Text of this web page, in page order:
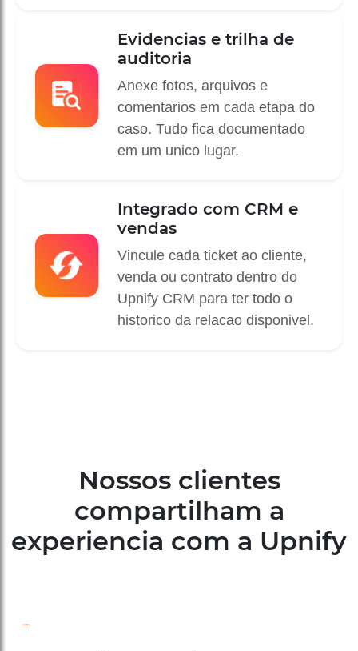
Evidencias e trilha de
auditoria
Anexe fotos, arquivos e
comentarios em cada etapa do
caso. Tudo fica documentado
em um unico lugar.
Integrado com CRM e
vendas
Vincule cada ticket ao cliente,
venda ou contrato dentro do
Upnify CRM para ter todo o
historico da relacao disponivel.
Nossos clientes
compartilham a
experiencia com a Upnify